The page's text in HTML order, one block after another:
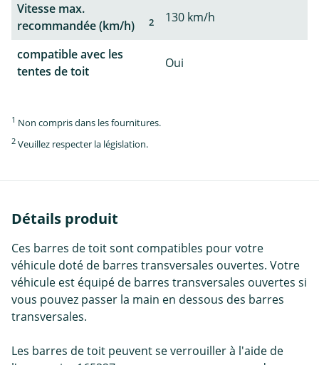
Vitesse max.
recommandée (km/h)
2 130 km/h
compatible avec les
tentes de toit
Oui
1 Non compris dans les fournitures.
2 Veuillez respecter la législation.
Détails produit
Ces barres de toit sont compatibles pour votre
véhicule doté de barres transversales ouvertes. Votre
véhicule est équipé de barres transversales ouvertes si
vous pouvez passer la main en dessous des barres
transversales.
Les barres de toit peuvent se verrouiller à l'aide de